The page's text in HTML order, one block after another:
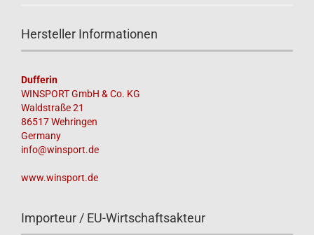
Hersteller Informationen
Dufferin
WINSPORT GmbH & Co. KG
Waldstraße 21
86517 Wehringen
Germany
info@winsport.de
www.winsport.de
Importeur / EU-Wirtschaftsakteur